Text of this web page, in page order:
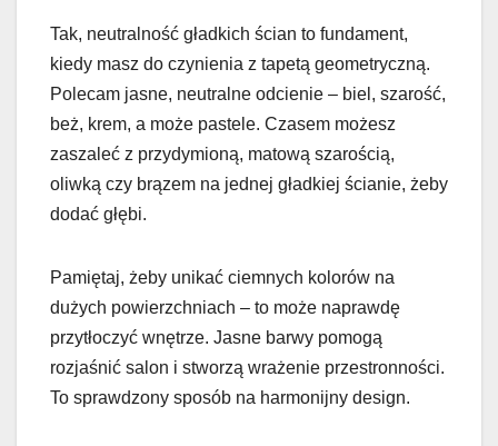
Tak, neutralność gładkich ścian to fundament,
kiedy masz do czynienia z tapetą geometryczną.
Polecam jasne, neutralne odcienie – biel, szarość,
beż, krem, a może pastele. Czasem możesz
zaszaleć z przydymioną, matową szarością,
oliwką czy brązem na jednej gładkiej ścianie, żeby
dodać głębi.
Pamiętaj, żeby unikać ciemnych kolorów na
dużych powierzchniach – to może naprawdę
przytłoczyć wnętrze. Jasne barwy pomogą
rozjaśnić salon i stworzą wrażenie przestronności.
To sprawdzony sposób na harmonijny design.